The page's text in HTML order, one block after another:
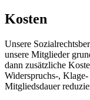
Kosten
Unsere
unsere Mitglieder
dann zusätzliche
Widerspruchs-,
Mitgliedsdauer